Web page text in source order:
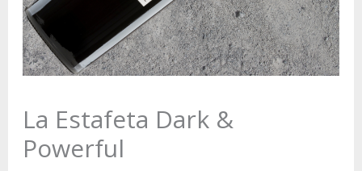
La Estafeta Dark &
Powerful